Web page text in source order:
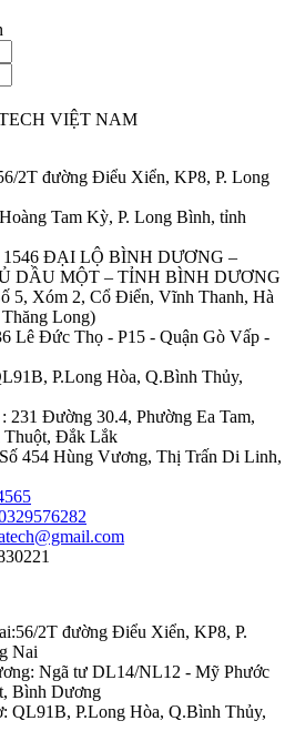
VIỆT NAM
2T đường Điểu Xiển, KP8, P. Long
Tam Kỳ, P. Long Bình, tỉnh
1546 ĐẠI LỘ BÌNH DƯƠNG –
DẦU MỘT – TỈNH BÌNH DƯƠNG
5, Xóm 2, Cổ Điển, Vĩnh Thanh, Hà
Long)
Lê Đức Thọ - P15 - Quận Gò Vấp -
P.Long Hòa, Q.Bình Thủy,
231 Đường 30.4, Phường Ea Tam,
Thuột, Đắk Lắk
454 Hùng Vương, Thị Trấn Di Linh,
2T đường Điểu Xiển, KP8, P.
Nai
Ngã tư DL14/NL12 - Mỹ Phước
Bình Dương
QL91B, P.Long Hòa, Q.Bình Thủy,